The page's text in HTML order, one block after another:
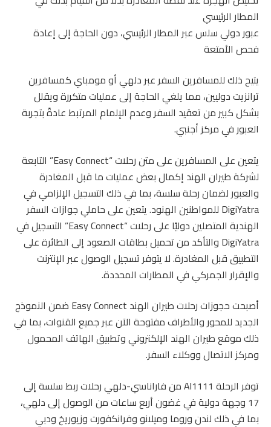
المطار الرئيسي
عبور دولي سلس عبر المطار الرئيسي، دون الحاجة إلى إعادة
فحص الأمتعة
يتيح ذلك للمسافرين السفر عبر دلهي أو مومباي كمسافرين
ترانزيت دوليين، مما يلغي الحاجة إلى عمليات متكررة ويقلل
بشكل كبير من تعقيد السفر وعدم الإلمام المرتبط عادةً بتجربة
العبور في مركز أجنبي.
يتعين على المسافرين على متن رحلات “Easy Connect” التابعة
لشركة طيران الهند إكمال بعض عمليات ما قبل المغادرة
والعبور لضمان رحلة سلسة، بما في ذلك التسجيل الإلزامي في
DigiYatra للمواطنين الهنود. يتعين على حاملي جوازات السفر
الهندية المتصلين دوليًا على رحلات “Easy Connect” التسجيل في
DigiYatra والتأكد من تحميل بطاقات الصعود إلى الطائرة على
التطبيق قبل المغادرة. لا يتوفر تسجيل الوصول عبر الإنترنت
والإقرار الجمركي في المطارات المحددة.
أصبحت حجوزات رحلات طيران الهند Easy Connect ضمن النموذج
الجديد للمحور والأطراف مفتوحة الآن عبر جميع القنوات، بما في
ذلك موقع طيران الهند الإلكتروني وتطبيق الهاتف المحمول
ومركز الاتصال ووكلاء السفر.
توفر الرحلة AI1111 من فاراناسي-دلهي رحلات ربط سلسة إلى
17 وجهة دولية في غضون أربع ساعات من الوصول إلى دلهي،
بما في ذلك لندن وروما وميلانو وفرانكفورت وزيوريخ ودبي